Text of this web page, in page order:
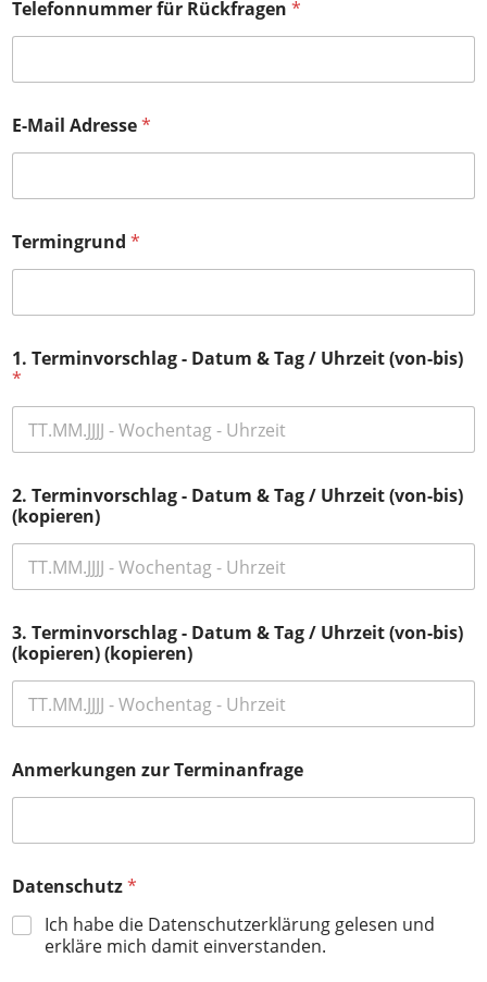
r
u
d
e
n
n
f
a
e
f
r
Telefonnummer für Rückfragen *
E-Mail Adresse*
Termingrund *
1. Terminvorschlag - Datum & Tag / Uhrzeit (von-bis)
*
2. Terminvorschlag - Datum & Tag / Uhrzeit (von-bis)
(kopieren)
3. Terminvorschlag - Datum & Tag / Uhrzeit (von-bis)
(kopieren) (kopieren)
Anmerkungen zur Terminanfrage
Datenschutz*
Ich habe die Datenschutzerklärung gelesen und
erkläre mich damit einverstanden.